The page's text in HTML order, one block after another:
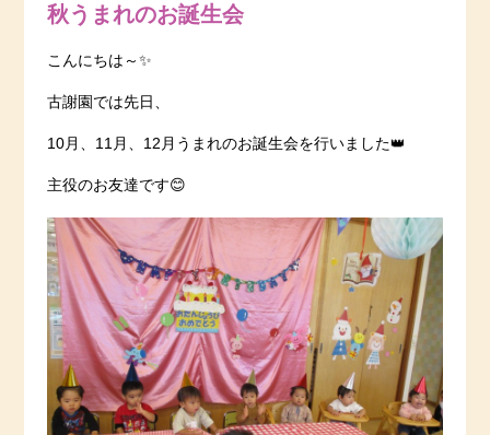
秋うまれのお誕生会
こんにちは～✨
古謝園では先日、
10月、11月、12月うまれのお誕生会を行いました👑
主役のお友達です😊